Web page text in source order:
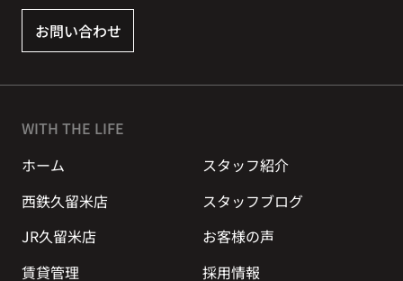
お問い合わせ
WITH THE LIFE
ホーム
スタッフ紹介
西鉄久留米店
スタッフブログ
JR久留米店
お客様の声
賃貸管理
採用情報